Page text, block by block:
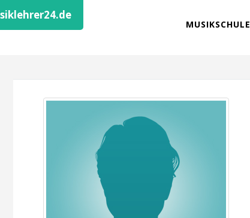
MUSIKSCHULE